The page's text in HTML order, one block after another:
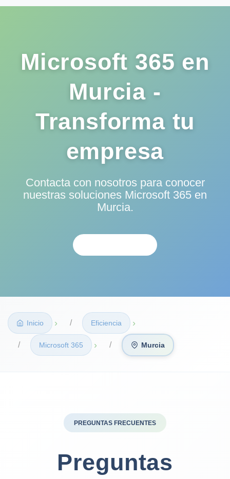
Microsoft 365 en
Murcia -
Transforma tu
empresa
Contacta con nosotros para conocer
nuestras soluciones Microsoft 365 en
Murcia.
Inicio › Eficiencia ›
Microsoft 365 › Murcia
PREGUNTAS FRECUENTES
Preguntas